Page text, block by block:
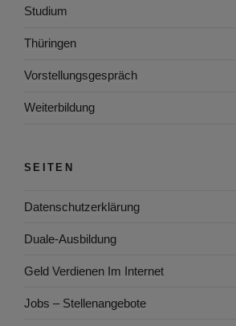
Studium
Thüringen
Vorstellungsgespräch
Weiterbildung
SEITEN
Datenschutzerklärung
Duale-Ausbildung
Geld Verdienen Im Internet
Jobs – Stellenangebote